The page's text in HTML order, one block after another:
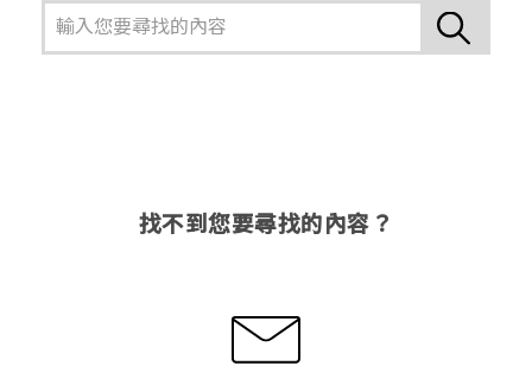
找不到您要尋找的內容？